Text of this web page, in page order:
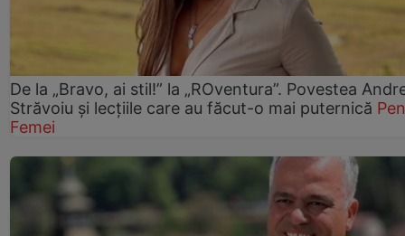
De la „Bravo, ai stil!” la „ROventura”. Povestea
Străvoiu și lecțiile care au făcut-o mai puternică
Femei